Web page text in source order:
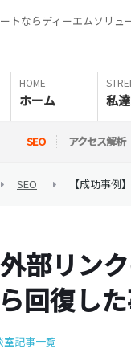
トならディーエムソリュ
ホーム 私
SEO アクセス解析
SEO 【成功事例
部リン
回復し
室記事一覧